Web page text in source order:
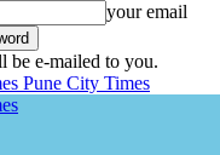
your email
be e-mailed to you.
Pune City Times